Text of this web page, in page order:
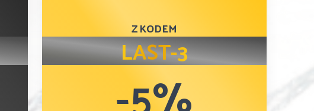
Z KODEM
LAST-3
-5%